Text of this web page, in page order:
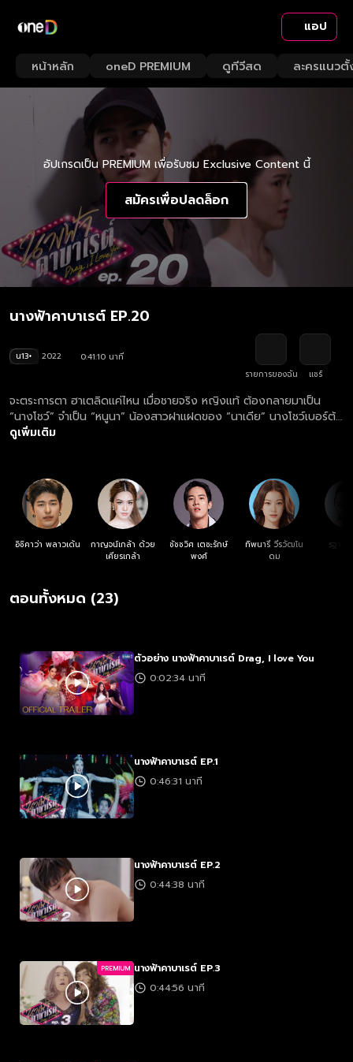
แอป
หน้าหลัก oneD PREMIUM ดูทีวีสด ละครแนวตั้
อัปเกรดเป็น PREMIUM เพื่อรับชม Exclusive Content นี้
สมัครเพื่อปลดล็อก
นางฟ้าคาบาเรต์ EP.20
น13+ 2022
0:41:10 นาที
รายการของฉัน
แชร์
จะตระการตา ฮาเตลิดแค่ไหน เมื่อชายจริง หญิงแท้ ต้องกลายมาเป็น
“นางโชว์” จำเป็น “หนูนา” น้องสาวฝาแฝดของ “นาเดีย” นางโชว์เบอร์ต้น
“ปราบศึก” ตำรวจสุดเฮี้ยวที่ได้รับมอบหมายให้มาสืบคดี ทั้งสองต้องตา
มาเป็นตัวจริงของกันและกันได้หรือไม่?
ดูเพิ่มเติม
อิชิคาว่า พลาวเด้น
กาญจน์เกล้า ด้วย
เศียรเกล้า
ชัชชวิศ เตชะรักษ์
พงศ์
ทิพนารี วีรวัฒโน
ดม
รฐา โ
ตอนทั้งหมด (23)
ตัวอย่าง นางฟ้าคาบาเรต์ Drag, I love You
0:02:34 นาที
นางฟ้าคาบาเรต์ EP.1
0:46:31 นาที
นางฟ้าคาบาเรต์ EP.2
0:44:38 นาที
PREMIUM นางฟ้าคาบาเรต์ EP.3
0:44:56 นาที